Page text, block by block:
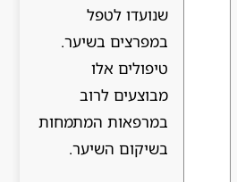
שנועדו לטפל
במפרצים בשיער.
טיפולים אלו
מבוצעים לרוב
במרפאות המתמחות
בשיקום השיער.